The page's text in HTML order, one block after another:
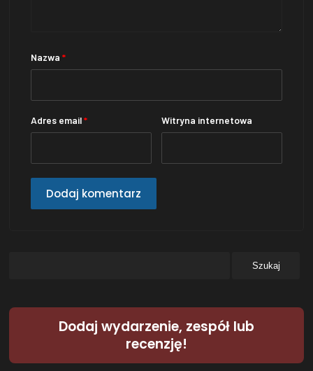
Nazwa*
Adres email* Witryna internetowa
Dodaj wydarzenie, zespół lub
recenzję!